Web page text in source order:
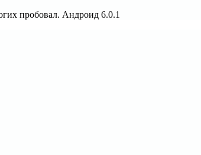
пробовал. Андроид 6.0.1